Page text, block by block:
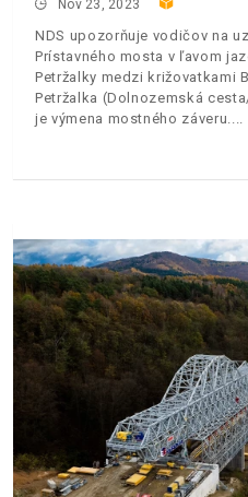
Nov 23, 2023
NDS upozorňuje vodičov na
Prístavného mosta v ľavom
Petržalky medzi križovatkami
Petržalka (Dolnozemská
je výmena mostného záveru.